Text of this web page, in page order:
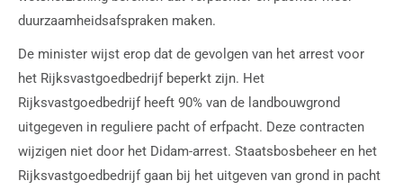
duurzaamheidsafspraken maken.
De minister wijst erop dat de gevolgen van het arrest voor
het Rijksvastgoedbedrijf beperkt zijn. Het
Rijksvastgoedbedrijf heeft 90% van de landbouwgrond
uitgegeven in reguliere pacht of erfpacht. Deze contracten
wijzigen niet door het Didam-arrest. Staatsbosbeheer en het
Rijksvastgoedbedrijf gaan bij het uitgeven van grond in pacht